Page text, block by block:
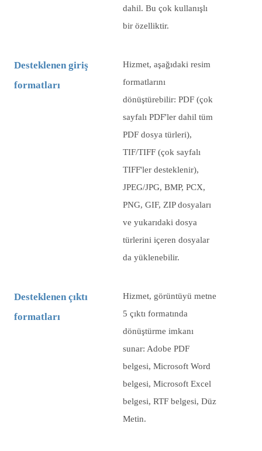
dahil. Bu çok kullanışlı
bir özelliktir.
Desteklenen giriş
formatları
Hizmet, aşağıdaki resim
formatlarını
dönüştürebilir: PDF (çok
sayfalı PDF'ler dahil tüm
PDF dosya türleri),
TIF/TIFF (çok sayfalı
TIFF'ler desteklenir),
JPEG/JPG, BMP, PCX,
PNG, GIF, ZIP dosyaları
ve yukarıdaki dosya
türlerini içeren dosyalar
da yüklenebilir.
Desteklenen çıktı
formatları
Hizmet, görüntüyü metne
5 çıktı formatında
dönüştürme imkanı
sunar: Adobe PDF
belgesi, Microsoft Word
belgesi, Microsoft Excel
belgesi, RTF belgesi, Düz
Metin.